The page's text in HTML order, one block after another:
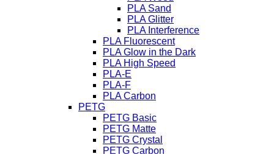
PLA Sand
PLA Glitter
PLA Interference
PLA Fluorescent
PLA Glow in the Dark
PLA High Speed
PLA-E
PLA-F
PLA Carbon
PETG
PETG Basic
PETG Matte
PETG Crystal
PETG Carbon